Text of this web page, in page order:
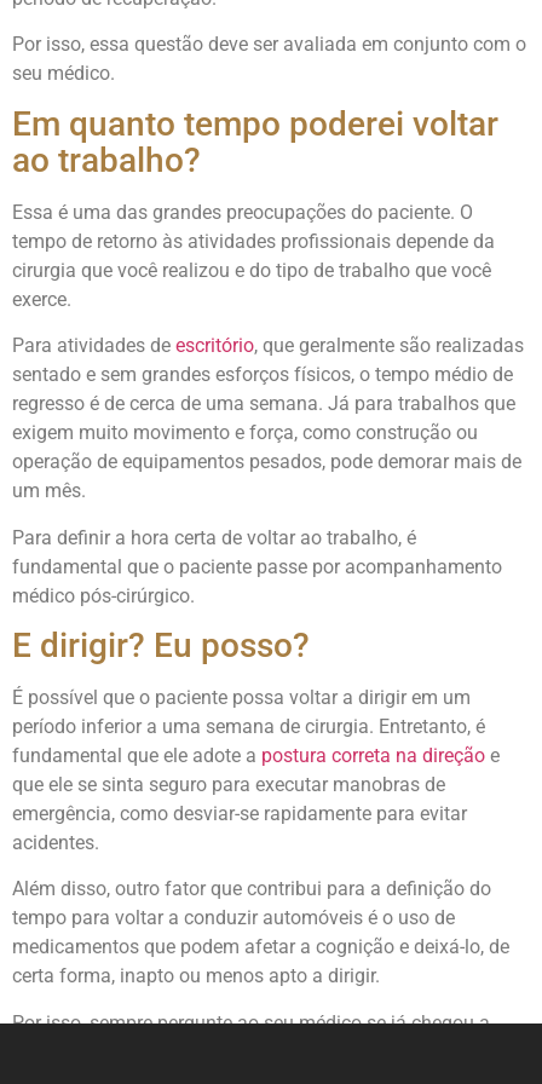
Por isso, essa questão deve ser avaliada em conjunto com o
seu médico.
Em quanto tempo poderei voltar
ao trabalho?
Essa é uma das grandes preocupações do paciente. O
tempo de retorno às atividades profissionais depende da
cirurgia que você realizou e do tipo de trabalho que você
exerce.
Para atividades de escritório, que geralmente são realizadas
sentado e sem grandes esforços físicos, o tempo médio de
regresso é de cerca de uma semana. Já para trabalhos que
exigem muito movimento e força, como construção ou
operação de equipamentos pesados, pode demorar mais de
um mês.
Para definir a hora certa de voltar ao trabalho, é
fundamental que o paciente passe por acompanhamento
médico pós-cirúrgico.
E dirigir? Eu posso?
É possível que o paciente possa voltar a dirigir em um
período inferior a uma semana de cirurgia. Entretanto, é
fundamental que ele adote a postura correta na direção e
que ele se sinta seguro para executar manobras de
emergência, como desviar-se rapidamente para evitar
acidentes.
Além disso, outro fator que contribui para a definição do
tempo para voltar a conduzir automóveis é o uso de
medicamentos que podem afetar a cognição e deixá-lo, de
certa forma, inapto ou menos apto a dirigir.
Por isso, sempre pergunte ao seu médico se já chegou a